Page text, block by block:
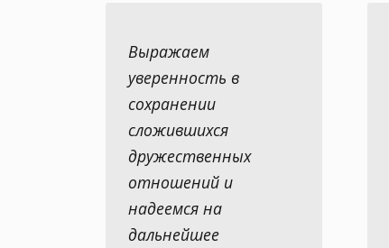
Выражаем
уверенность в
сохранении
сложившихся
дружественных
отношений и
надеемся на
дальнейшее